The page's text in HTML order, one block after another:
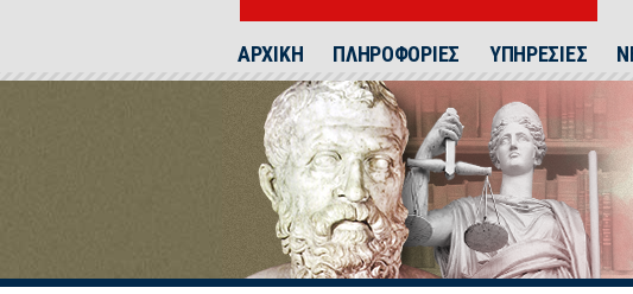
ΑΡΧΙΚΗ ΠΛΗΡΟΦΟΡΙΕΣ ΥΠΗΡΕΣΙΕΣ